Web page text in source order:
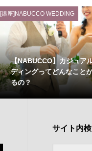
[銀座]NABUCCO WEDDING
【NABUCCO】カジュア
ディングってどんなこと
るの？
サイト内